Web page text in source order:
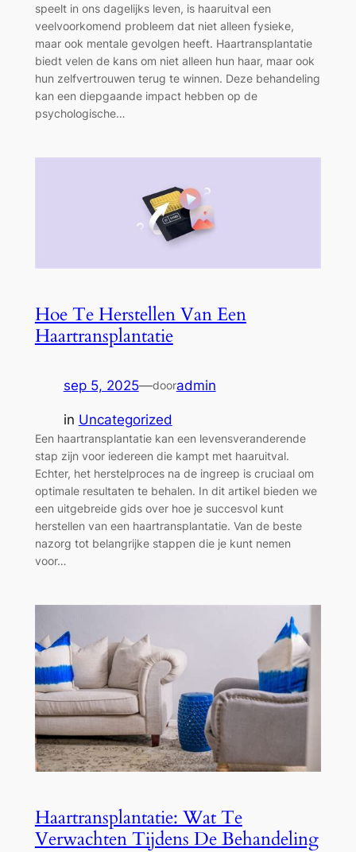
speelt in ons dagelijks leven, is haaruitval een
veelvoorkomend probleem dat niet alleen fysieke,
maar ook mentale gevolgen heeft. Haartransplantatie
biedt velen de kans om niet alleen hun haar, maar ook
hun zelfvertrouwen terug te winnen. Deze behandeling
kan een diepgaande impact hebben op de
psychologische…
Hoe Te Herstellen Van Een
Haartransplantatie
sep 5, 2025—dooradmin
in Uncategorized
Een haartransplantatie kan een levensveranderende
stap zijn voor iedereen die kampt met haaruitval.
Echter, het herstelproces na de ingreep is cruciaal om
optimale resultaten te behalen. In dit artikel bieden we
een uitgebreide gids over hoe je succesvol kunt
herstellen van een haartransplantatie. Van de beste
nazorg tot belangrijke stappen die je kunt nemen
voor…
Haartransplantatie: Wat Te
Verwachten Tijdens De Behandeling